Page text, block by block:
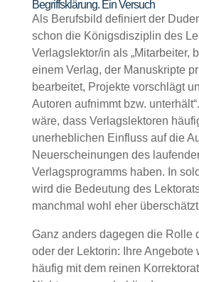
Begriffsklärung. Ein Versuch
Als Berufsbild definiert der
schon die Königsdisziplin des
Verlagslektor/in als „Mitarbeiter,
einem Verlag, der Manuskripte
bearbeitet, Projekte vorschlägt
Autoren aufnimmt bzw.
wäre, dass Verlagslektoren
unerheblichen Einfluss auf die
Neuerscheinungen des
Verlagsprogramms haben. In
wird die Bedeutung des
manchmal wohl eher
Ganz anders dagegen die Rolle
oder der Lektorin: Ihre Angebote
häufig mit dem reinen